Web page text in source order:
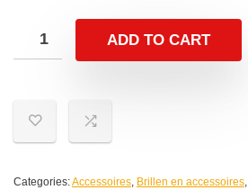
ADD TO CART
Categories:Accessoires, Brillen en accessoires,